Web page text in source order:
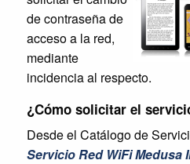
de contraseña de
acceso a la red,
mediante
incidencia al respecto.
¿Cómo solicitar el
Desde el Catálogo de
Servicio Red WiFi Medusa